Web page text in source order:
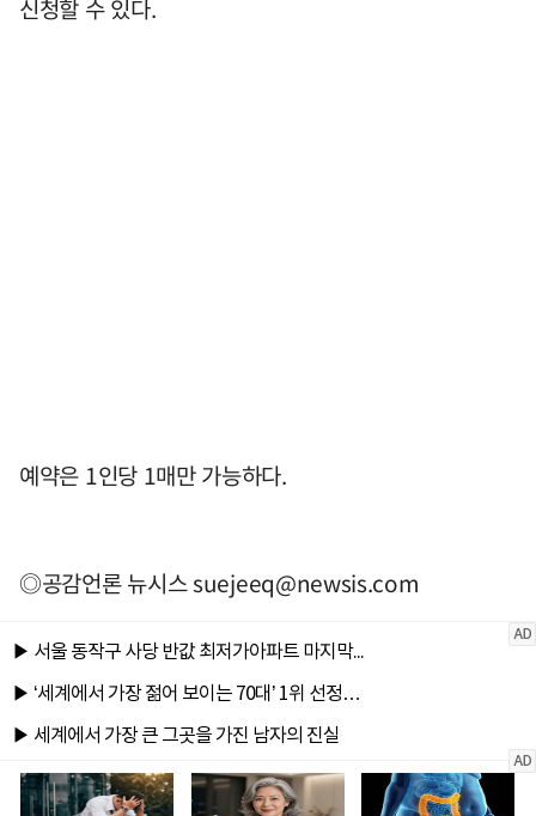
신청할 수 있다.
예약은 1인당 1매만 가능하다.
◎공감언론 뉴시스suejeeq@newsis.com